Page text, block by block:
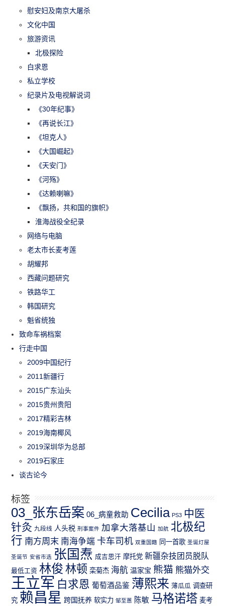
慰安妇及南京大屠杀
文化中国
旅游资讯
北极探险
白求恩
私立学校
纪录片及电视解说词
《30年纪事》
《再说长江》
《坦克人》
《大国崛起》
《天安门》
《河殇》
《达赖喇嘛》
《飘扬，共和国的旗帜》
淮海战役全纪录
网络与电脑
老太市长麦考莲
胡耀邦
西藏问题研究
铁路华工
韩国研究
魁省统独
致命车祸档案
行走中国
2009中国纪行
2011新疆行
2015广东汕头
2015贵州贵阳
2017精彩吉林
2019海南椰风
2019深圳华为总部
2019石家庄
谈古论今
标签
03_张东岳案 06_病童救助 Cecilia PS3 中医
针灸 九段线 人头税 刑事案件 加拿大落基山 加航 北极纪
行 南方周末 南海争端 卡车司机 双重国籍 同一首歌 圣诞灯屋
圣诞节 安省市选 张国焘 成吉思汗 摩托党 新疆杂技团员脱队
最低工资 林俊 林顿 栾菊杰 海航 温家宝 熊猫 熊猫外交
王立军 白求恩 葡萄酒品鉴 薄熙来 薄瓜瓜 调查研
究 赖昌星 跨国抚养 软实力 邹至蕙 陈敏 马格诺塔 麦考